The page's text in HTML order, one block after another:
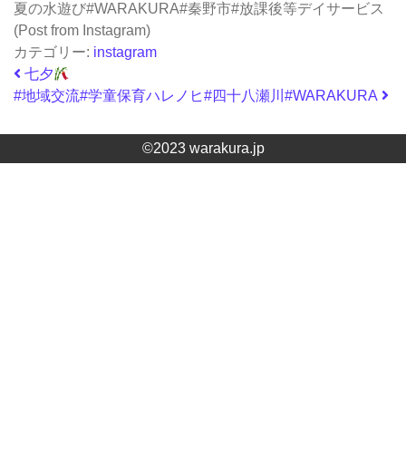
夏の水遊び#WARAKURA#秦野市#放課後等デイサービス
(Post from Instagram)
カテゴリー: instagram
投稿ナビゲーション
七夕
#地域交流#学童保育ハレノヒ#四十八瀬川#WARAKURA
©2023 warakura.jp